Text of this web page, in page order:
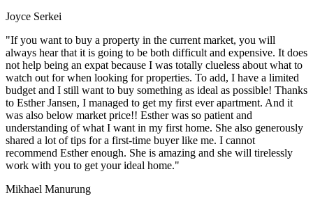
Joyce Serkei
"If you want to buy a property in the current market, you will
always hear that it is going to be both difficult and expensive. It does
not help being an expat because I was totally clueless about what to
watch out for when looking for properties. To add, I have a limited
budget and I still want to buy something as ideal as possible! Thanks
to Esther Jansen, I managed to get my first ever apartment. And it
was also below market price!! Esther was so patient and
understanding of what I want in my first home. She also generously
shared a lot of tips for a first-time buyer like me. I cannot
recommend Esther enough. She is amazing and she will tirelessly
work with you to get your ideal home."
Mikhael Manurung